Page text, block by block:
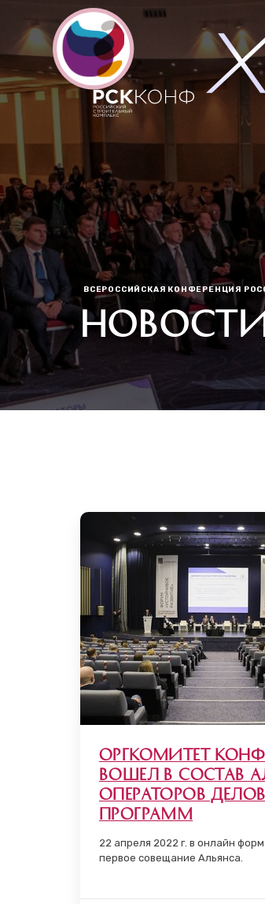
ВСЕРОССИЙСКАЯ КОНФЕРЕНЦИЯ
НОВОСТИ
Оргкомитет
вошел в состав
операторов
программ
22 апреля 2022 г. в онлайн
первое совещание Альянса.